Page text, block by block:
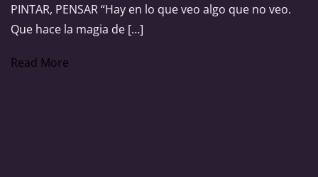
PINTAR, PENSAR “Hay en lo que veo algo que no veo.
Que hace la magia de […]
Read More